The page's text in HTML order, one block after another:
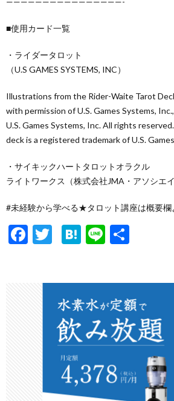
■使用カード一覧
・ライダータロット
（U.S GAMES SYSTEMS, INC）
Illustrations from the Rider-Waite Tarot
with permission of U.S. Games Systems,
U.S. Games Systems, Inc. All rights
deck is a registered trademark of U.S.
・サイキックハートタロットオラクル
ライトワークス（株式会社JMA・アソシエ
#未経験から学べる★タロット講座は概要欄
F
T
er
H
n
a
Li